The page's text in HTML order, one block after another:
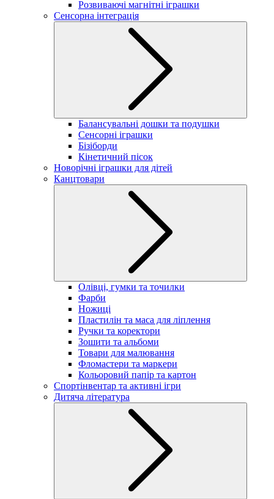
Розвиваючі магнітні іграшки
Сенсорна інтеграція
Балансувальні дошки та подушки
Сенсорні іграшки
Бізіборди
Кінетичний пісок
Новорічні іграшки для дітей
Канцтовари
Олівці, гумки та точилки
Фарби
Ножиці
Пластилін та маса для ліплення
Ручки та коректори
Зошити та альбоми
Товари для малювання
Фломастери та маркери
Кольоровий папір та картон
Спортінвентар та активні ігри
Дитяча література